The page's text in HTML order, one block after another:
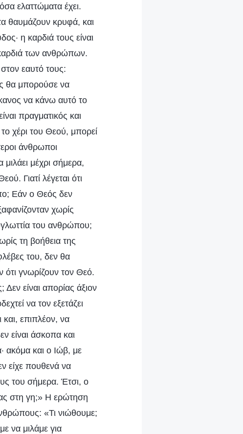
ελαττώματα έχει.
θαυμάζουν κρυφά, και
η καρδιά τους είναι
των ανθρώπων.
εαυτό τους:
θα μπορούσε να
να κάνω αυτό το
πραγματικός και
χέρι του Θεού, μπορεί
άνθρωποι
μέχρι σήμερα,
Γιατί λέγεται ότι
Εάν ο Θεός δεν
χωρίς
του ανθρώπου;
τη βοήθεια της
του, δεν θα
ότι γνωρίζουν τον Θεό.
είναι απορίας άξιον
να τον εξετάζει
και, επιπλέον, να
είναι άσκοπα και
ακόμα και ο Ιώβ, με
είχε πουθενά να
του σήμερα. Έτσι, ο
στη γη;» Η ερώτηση
«Τι νιώθουμε;
να μιλάμε για